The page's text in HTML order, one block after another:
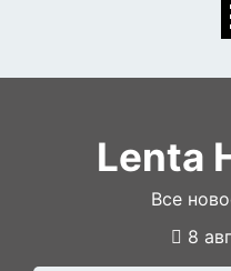
Lenta
Все
8